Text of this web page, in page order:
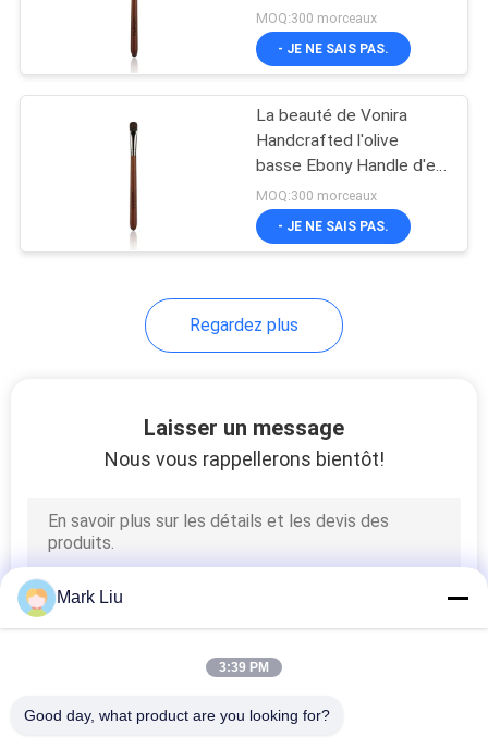
Collection de brosse
de maquillage
Différentes brosses
Brosses de peinture
de carrosserie
balaye la brosse coupée
d'ombre de crème d'oeil
de pli
MOQ:300 morceaux
- JE NE SAIS PAS.
La beauté de Vonira
Handcrafted l'olive
basse Ebony Handle d'en
cuivre de brosse de fard
à paupières de
maquillage
MOQ:300 morceaux
- JE NE SAIS PAS.
Regardez plus
Laisser un message
Nous vous rappellerons bientôt!
Mark Liu
3:39 PM
Good day, what product are you looking for?